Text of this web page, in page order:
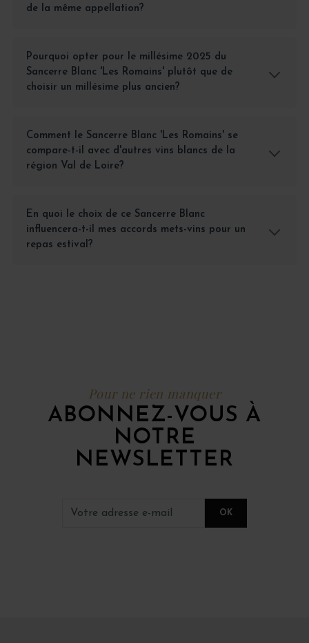
de la même appellation?
Pourquoi opter pour le millésime 2025 du
Sancerre Blanc 'Les Romains' plutôt que de
choisir un millésime plus ancien?
Comment le Sancerre Blanc 'Les Romains' se
compare-t-il avec d'autres vins blancs de la
région Val de Loire?
En quoi le choix de ce Sancerre Blanc
influencera-t-il mes accords mets-vins pour un
repas estival?
Pour ne rien manquer
ABONNEZ-VOUS À
NOTRE
NEWSLETTER